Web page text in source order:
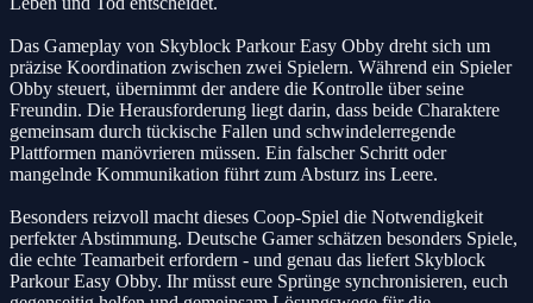
Das Gameplay von Skyblock Parkour Easy Obby dreht sich um
präzise Koordination zwischen zwei Spielern. Während ein Spieler
Obby steuert, übernimmt der andere die Kontrolle über seine
Freundin. Die Herausforderung liegt darin, dass beide Charaktere
gemeinsam durch tückische Fallen und schwindelerregende
Plattformen manövrieren müssen. Ein falscher Schritt oder
mangelnde Kommunikation führt zum Absturz ins Leere.
Besonders reizvoll macht dieses Coop-Spiel die Notwendigkeit
perfekter Abstimmung. Deutsche Gamer schätzen besonders Spiele,
die echte Teamarbeit erfordern - und genau das liefert Skyblock
Parkour Easy Obby. Ihr müsst eure Sprünge synchronisieren, euch